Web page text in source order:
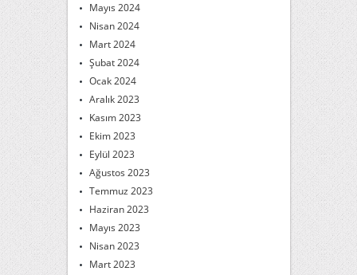
Mayıs 2024
Nisan 2024
Mart 2024
Şubat 2024
Ocak 2024
Aralık 2023
Kasım 2023
Ekim 2023
Eylül 2023
Ağustos 2023
Temmuz 2023
Haziran 2023
Mayıs 2023
Nisan 2023
Mart 2023